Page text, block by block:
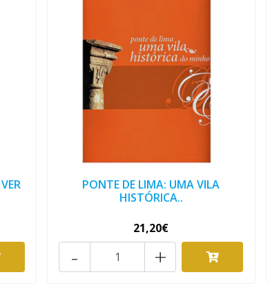
PONTE DE LIMA: UMA VILA
HISTÓRICA..
21,20€
+
-